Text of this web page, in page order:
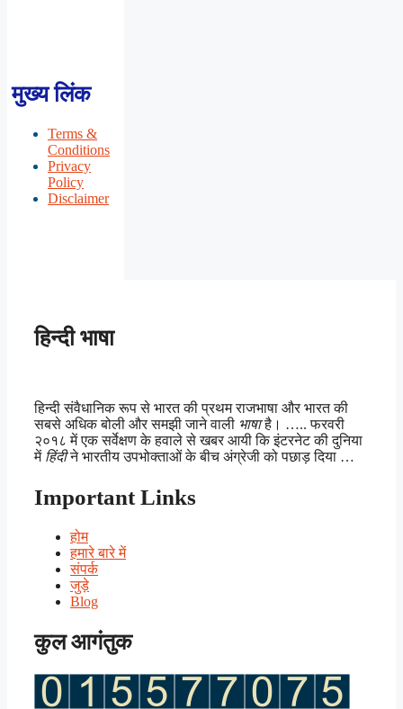
मुख्य लिंक
Terms &
Conditions
Privacy
Policy
Disclaimer
हिन्दी भाषा
हिन्दी संवैधानिक रूप से भारत की प्रथम राजभाषा और भारत की
सबसे अधिक बोली और समझी जाने वाली भाषाहै। ….. फरवरी
२०१८ में एक सर्वेक्षण के हवाले से खबर आयी कि इंटरनेट की दुनिया
में हिंदीने भारतीय उपभोक्ताओं के बीच अंग्रेजी को पछाड़ दिया …
Important Links
होम
हमारे बारे में
संपर्क
जुड़े
Blog
कुल आगंतुक